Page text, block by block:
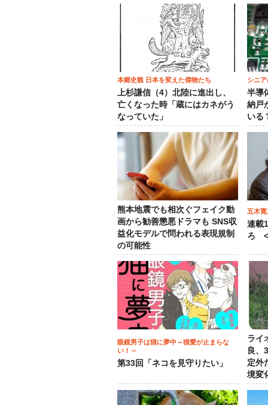
本郷史観 日本を変えた傑物たち
上杉謙信（4）北陸に進出し、
亡くなった時「蔵にはカネがう
なっていた」
シニ
半導
納戸
いる
熊本地震でも相次ぐフェイク動
画から勧善懲悪ドラマも SNS収
益化モデルで問われる表現規制
の可能性
五木
連載
ろ
眼鏡男子は猫に夢中～猫愛が止まらな
い！～
第33回「ネコを見守りたい」
ライ
良、
定外
境変